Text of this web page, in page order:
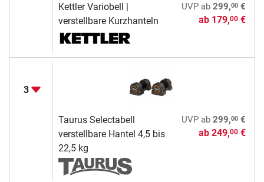
Kettler Variobell |
verstellbare Kurzhanteln
UVPab 299,00€
ab 179,00€
3
Taurus Selectabell
verstellbare Hantel 4,5 bis
22,5 kg
UVPab 299,00€
ab 249,00€